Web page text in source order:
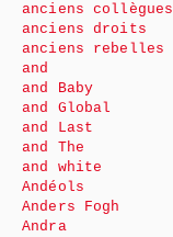
anciens collègues
anciens droits
anciens rebelles
and
and Baby
and Global
and Last
and The
and white
Andéols
Anders Fogh
Andra